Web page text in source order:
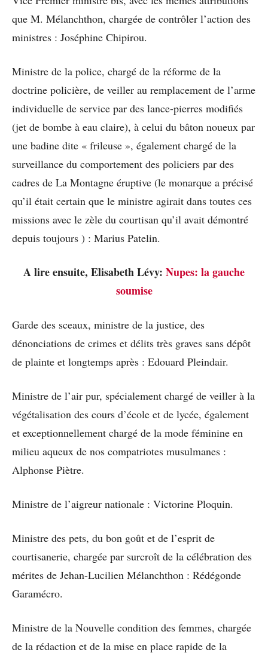
que M. Mélanchthon, chargée de contrôler l’action des
ministres : Joséphine Chipirou.
Ministre de la police, chargé de la réforme de la
doctrine policière, de veiller au remplacement de l’arme
individuelle de service par des lance-pierres modifiés
(jet de bombe à eau claire), à celui du bâton noueux par
une badine dite « frileuse », également chargé de la
surveillance du comportement des policiers par des
cadres de La Montagne éruptive (le monarque a précisé
qu’il était certain que le ministre agirait dans toutes ces
missions avec le zèle du courtisan qu’il avait démontré
depuis toujours ) : Marius Patelin.
A lire ensuite, Elisabeth Lévy: Nupes: la gauche
soumise
Garde des sceaux, ministre de la justice, des
dénonciations de crimes et délits très graves sans dépôt
de plainte et longtemps après : Edouard Pleindair.
Ministre de l’air pur, spécialement chargé de veiller à la
végétalisation des cours d’école et de lycée, également
et exceptionnellement chargé de la mode féminine en
milieu aqueux de nos compatriotes musulmanes :
Alphonse Piètre.
Ministre de l’aigreur nationale : Victorine Ploquin.
Ministre des pets, du bon goût et de l’esprit de
courtisanerie, chargée par surcroît de la célébration des
mérites de Jehan-Lucilien Mélanchthon : Rédégonde
Garamécro.
Ministre de la Nouvelle condition des femmes, chargée
de la rédaction et de la mise en place rapide de la